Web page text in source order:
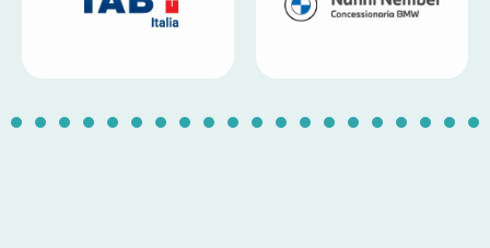
1 2 3 4 5 6 7 8 9 10 11 12 13 14